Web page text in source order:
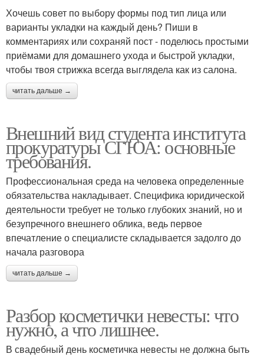
Хочешь совет по выбору формы под тип лица или
варианты укладки на каждый день? Пиши в
комментариях или сохраняй пост - поделюсь простыми
приёмами для домашнего ухода и быстрой укладки,
чтобы твоя стрижка всегда выглядела как из салона.
читать дальше →
Внешний вид студента института
прокуратуры СГЮА: основные
требования.
Профессиональная среда на человека определенные
обязательства накладывает. Специфика юридической
деятельности требует не только глубоких знаний, но и
безупречного внешнего облика, ведь первое
впечатление о специалисте складывается задолго до
начала разговора
читать дальше →
Разбор косметички невесты: что
нужно, а что лишнее.
В свадебный день косметичка невесты не должна быть